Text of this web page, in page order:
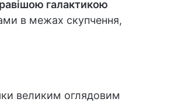
галактикою
в межах скупчення,
великим оглядовим